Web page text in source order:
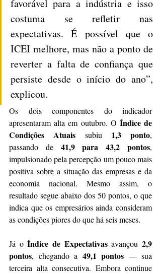
favorável para a indústria e isso
costuma se refletir nas
expectativas. É possível que o
ICEI melhore, mas não a ponto de
reverter a falta de confiança que
persiste desde o início do ano”,
explicou.
Os dois componentes do indicador
apresentaram alta em outubro. O Índice de
Condições Atuais subiu 1,3 ponto,
passando de 41,9 para 43,2 pontos,
impulsionado pela percepção um pouco mais
positiva sobre a situação das empresas e da
economia nacional. Mesmo assim, o
resultado segue abaixo dos 50 pontos, o que
indica que os empresários ainda consideram
as condições piores do que há seis meses.
Já o Índice de Expectativas avançou 2,9
pontos, chegando a 49,1 pontos — sua
terceira alta consecutiva. Embora continue